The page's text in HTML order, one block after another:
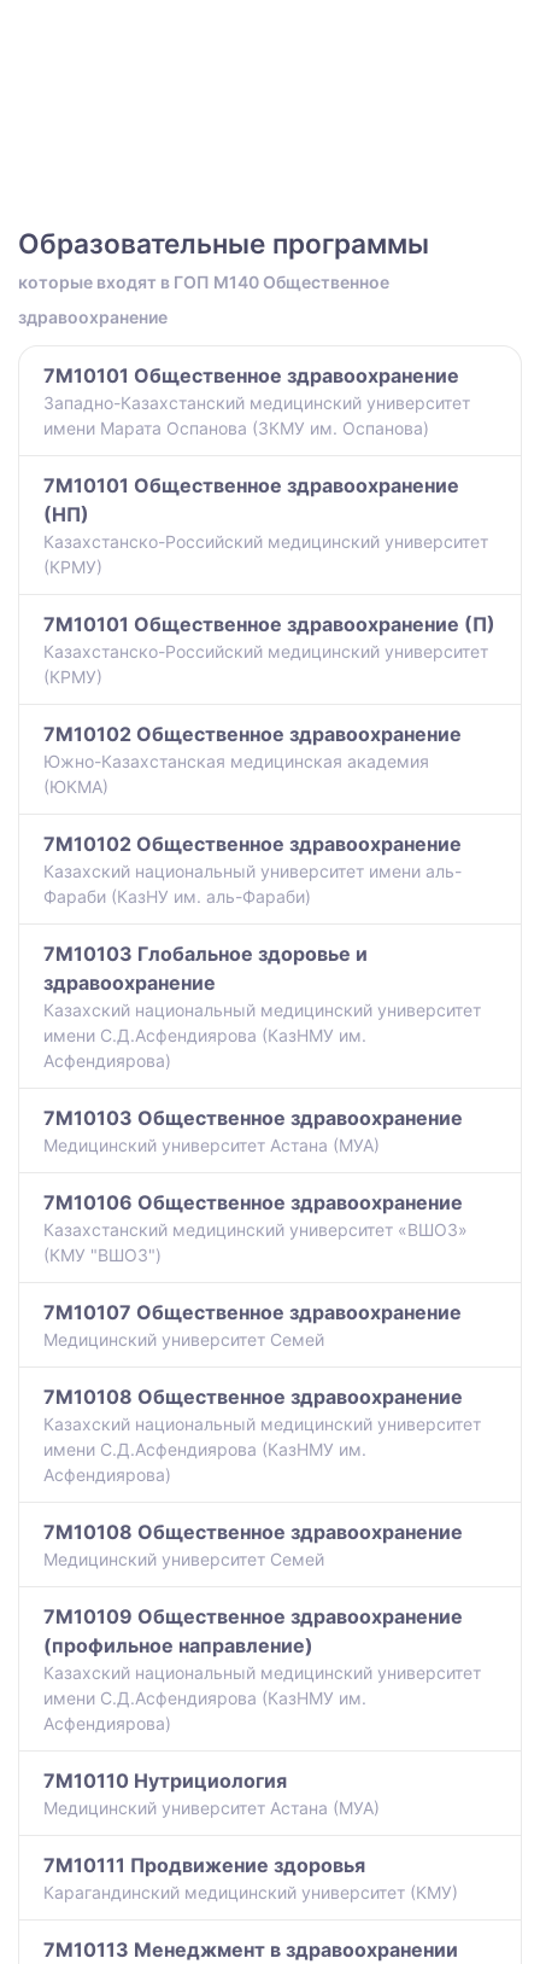
Образовательные программы
которые входят в ГОП M140 Общественное
здравоохранение
7M10101 Общественное здравоохранение
Западно-Казахстанский медицинский университет
имени Марата Оспанова (ЗКМУ им. Оспанова)
7M10101 Общественное здравоохранение
(НП)
Казахстанско-Российский медицинский университет
(КРМУ)
7M10101 Общественное здравоохранение (П)
Казахстанско-Российский медицинский университет
(КРМУ)
7M10102 Общественное здравоохранение
Южно-Казахстанская медицинская академия
(ЮКМА)
7M10102 Общественное здравоохранение
Казахский национальный университет имени аль-
Фараби (КазНУ им. аль-Фараби)
7M10103 Глобальное здоровье и
здравоохранение
Казахский национальный медицинский университет
имени С.Д.Асфендиярова (КазНМУ им.
Асфендиярова)
7M10103 Общественное здравоохранение
Медицинский университет Астана (МУА)
7M10106 Общественное здравоохранение
Казахстанский медицинский университет «ВШОЗ»
(КМУ "ВШОЗ")
7M10107 Общественное здравоохранение
Медицинский университет Семей
7M10108 Общественное здравоохранение
Казахский национальный медицинский университет
имени С.Д.Асфендиярова (КазНМУ им.
Асфендиярова)
7M10108 Общественное здравоохранение
Медицинский университет Семей
7M10109 Общественное здравоохранение
(профильное направление)
Казахский национальный медицинский университет
имени С.Д.Асфендиярова (КазНМУ им.
Асфендиярова)
7M10110 Нутрициология
Медицинский университет Астана (МУА)
7M10111 Продвижение здоровья
Карагандинский медицинский университет (КМУ)
7M10113 Менеджмент в здравоохранении